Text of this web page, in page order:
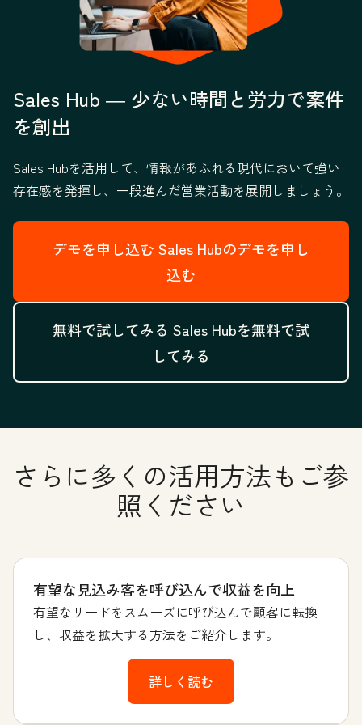
Sales Hub ― 少ない時間と労力で案件
を創出
Sales Hubを活用して、情報があふれる現代において強い
存在感を発揮し、一段進んだ営業活動を展開しましょう。
デモを申し込む Sales Hubのデモを申し
込む
無料で試してみる Sales Hubを無料で試
してみる
さらに多くの活用方法もご参
照ください
有望な見込み客を呼び込んで収益を向上
有望なリードをスムーズに呼び込んで顧客に転換
し、収益を拡大する方法をご紹介します。
詳しく読む